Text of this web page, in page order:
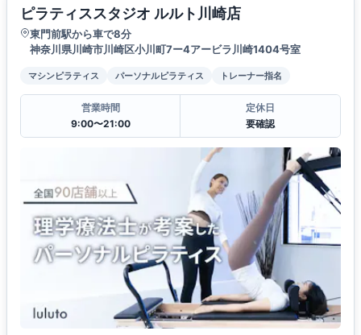
ピラティススタジオ ルルト川崎店
東門前駅から車で8分
神奈川県川崎市川崎区小川町7ー4アービラ川崎1404号室
マシンピラティス パーソナルピラティス トレーナー指名
営業時間
9:00〜21:00
定休日
要確認